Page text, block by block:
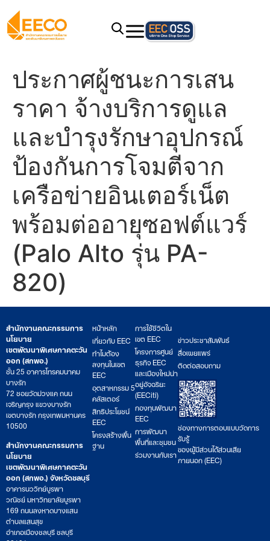
ประกาศผู้ชนะการเสน
ราคา จ้างบริการดูแล
และบำรุงรักษาอุปกรณ์
ป้องกันการโจมตีจาก
เครือข่ายอินเตอร์เน็ต
พร้อมต่ออายุซอฟต์แวร์
(Palo Alto รุ่น PA-
820)
สำนักงานคณะกรรมการ
นโยบาย
เขตพัฒนาพิเศษภาคตะวัน
ออก (สกพอ.)
ชั้น 25 อาคารโทรคมนาคม
บางรัก
72 ซอยวัดม่วงแค ถนน
เจริญกรุง แขวงบางรัก
เขตบางรัก กรุงเทพมหานคร
10500
สำนักงานคณะกรรมการ
นโยบาย
เขตพัฒนาพิเศษภาคตะวัน
ออก (สกพอ.) จังหวัดชลบุรี
อาคารนววิทย์บูรพา
วณิชย์ มหาวิทยาลัยบูรพา
169 ถนนลงหาดบางแสน
ตำบลแสนสุข
อำเภอเมืองชลบุรี ชลบุรี
หน้าหลัก
เกี่ยวกับ EEC
ทำไมต้อง
ลงทุนในเขต
EEC
อุตสาหกรรม 5
คลัสเตอร์
สิทธิประโยชน์
EEC
โครงสร้างพื้น
ฐาน
การใช้ชีวิตใน
เขต EEC
โครงการศูนย์
ธุรกิจ EEC
และเมืองใหม่น่า
อยู่อัจฉริยะ
(EECiti)
กองทุนพัฒนา
EEC
การพัฒนา
พื้นที่และชุมชน
ร่วมงานกับเรา
ข่าวประชาสัมพันธ์
สื่อเผยแพร่
ติดต่อสอบถาม
ช่องทางการตอบแบบวัดการ
รับรู้
ของผู้มีส่วนได้ส่วนเสีย
ภายนอก (EEC)